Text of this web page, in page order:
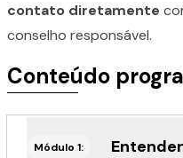
contato diretamente
conselho responsável.
Conteúdo
Módulo 1: